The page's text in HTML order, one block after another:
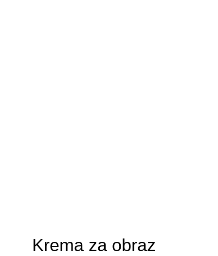
Krema za obraz